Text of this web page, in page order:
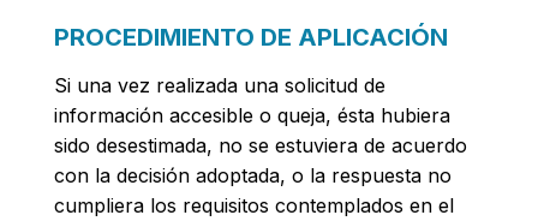
PROCEDIMIENTO DE APLICACIÓN
Si una vez realizada una solicitud de
información accesible o queja, ésta hubiera
sido desestimada, no se estuviera de acuerdo
con la decisión adoptada, o la respuesta no
cumpliera los requisitos contemplados en el